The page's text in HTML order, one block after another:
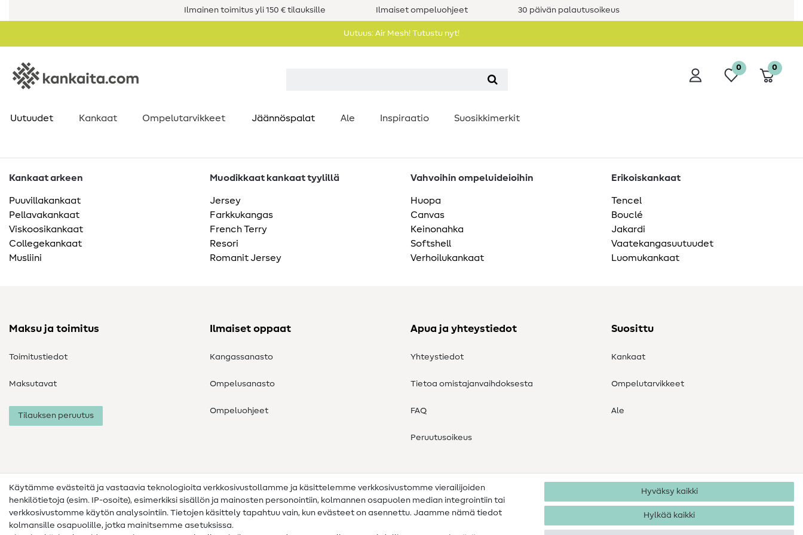
Ilmainen toimitus yli 150 € tilauksille Ilmaiset ompeluohjeet 30 päivän palautusoikeus
Uutuus: Air Mesh! Tutustu nyt!
0 0
Uutuudet Kankaat Ompelutarvikkeet Jäännöspalat Ale Inspiraatio Suosikkimerkit
Kankaat arkeen
Puuvillakankaat
Pellavakankaat
Viskoosikankaat
Collegekankaat
Musliini
Muodikkaat kankaat tyylillä
Jersey
Farkkukangas
French Terry
Resori
Romanit Jersey
Vahvoihin ompeluideioihin
Huopa
Canvas
Keinonahka
Softshell
Verhoilukankaat
Erikoiskankaat
Tencel
Bouclé
Jakardi
Vaatekangasuutuudet
Luomukankaat
Maksu ja toimitus
Toimitustiedot
Maksutavat
Tilauksen peruutus
Ilmaiset oppaat
Kangassanasto
Ompelusanasto
Ompeluohjeet
Apua ja yhteystiedot
Yhteystiedot
Tietoa omistajanvaihdoksesta
FAQ
Peruutusoikeus
Suosittu
Kankaat
Ompelutarvikkeet
Ale
Käytämme evästeitä ja vastaavia teknologioita verkkosivustollamme ja käsittelemme verkkosivustomme vierailijoiden
henkilötietoja (esim. IP-osoite), esimerkiksi sisällön ja mainosten personointiin, kolmannen osapuolen median integrointiin tai
verkkosivustomme käytön analysointiin. Tietojen käsittely tapahtuu vain, kun evästeet on asennettu. Jaamme nämä tiedot
kolmansille osapuolille, jotka mainitsemme asetuksissa.
Hyväksy kaikki
Hylkää kaikki
Yhteystiedot
Tietosuoja Käyttöehdot